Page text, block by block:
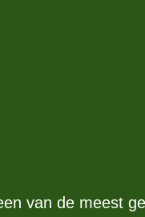
van de meest